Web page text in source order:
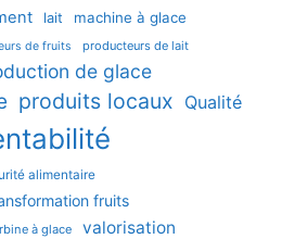
lait machine à glace
de fruits producteurs de lait
de glace
produits locaux Qualité
alimentaire
fruits
à glace valorisation